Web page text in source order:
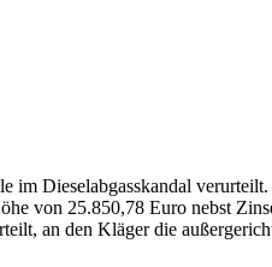
Dieselabgasskandal verurteilt.
von 25.850,78 Euro nebst
an den Kläger die